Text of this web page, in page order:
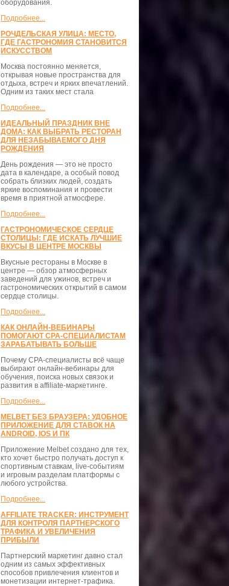
оборудования.
Подробнее...
РОЧДЕЛЬСКАЯ УЛИЦА: МЕСТО,
ГДЕ ГАСТРОНОМИЯ СТАНОВИТСЯ
ИСКУССТВОМ
Москва постоянно меняется,
открывая новые пространства для
отдыха, встреч и ярких впечатлений.
Одним из таких мест стала
Подробнее...
ИДЕАЛЬНЫЙ ПРАЗДНИК ВНЕ
ДОМА: КАК ВЫБРАТЬ РЕСТОРАН
ДЛЯ НЕЗАБЫВАЕМОГО ДНЯ
РОЖДЕНИЯ
День рождения — это не просто
дата в календаре, а особый повод
собрать близких людей, создать
яркие воспоминания и провести
время в приятной атмосфере.
Подробнее...
ГАСТРОНОМИЧЕСКОЕ СЕРДЦЕ
СТОЛИЦЫ: ГДЕ ИСКАТЬ ЛУЧШИЕ
ВКУСЫ В ЦЕНТРЕ МОСКВЫ
Вкусные рестораны в Москве в
центре — обзор атмосферных
заведений для ужинов, встреч и
гастрономических открытий в самом
сердце столицы.
Подробнее...
КАК ОНЛАЙН-ВЕБИНАРЫ
ПОМОГАЮТ CPA-СПЕЦИАЛИСТАМ
ЗАРАБАТЫВАТЬ БОЛЬШЕ
Почему CPA-специалисты всё чаще
выбирают онлайн-вебинары для
обучения, поиска новых связок и
развития в affiliate-маркетинге.
Подробнее...
MELBET БЕЗ БРАУЗЕРА: УДОБНОЕ
ПРИЛОЖЕНИЕ ДЛЯ СТАВОК НА
ANDROID, IOS И ПК
Приложение Melbet создано для тех,
кто хочет быстро получать доступ к
спортивным ставкам, live-событиям
и игровым разделам платформы с
любого устройства.
Подробнее...
AFFILIATE TRACKER: ИНСТРУМЕНТ
ДЛЯ КОНТРОЛЯ ПАРТНЕРСКОГО
ТРАФИКА И УВЕЛИЧЕНИЯ
ПРИБЫЛИ
Партнерский маркетинг давно стал
одним из самых эффективных
способов привлечения клиентов и
монетизации интернет-трафика.